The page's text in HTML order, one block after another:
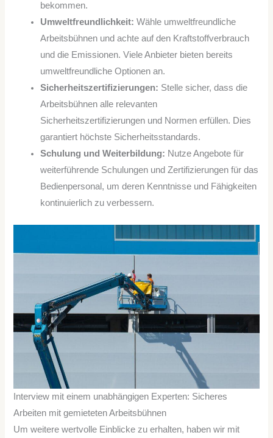
bekommen.
Umweltfreundlichkeit: Wähle umweltfreundliche
Arbeitsbühnen und achte auf den Kraftstoffverbrauch
und die Emissionen. Viele Anbieter bieten bereits
umweltfreundliche Optionen an.
Sicherheitszertifizierungen: Stelle sicher, dass die
Arbeitsbühnen alle relevanten
Sicherheitszertifizierungen und Normen erfüllen. Dies
garantiert höchste Sicherheitsstandards.
Schulung und Weiterbildung: Nutze Angebote für
weiterführende Schulungen und Zertifizierungen für das
Bedienpersonal, um deren Kenntnisse und Fähigkeiten
kontinuierlich zu verbessern.
Interview mit einem unabhängigen Experten: Sicheres
Arbeiten mit gemieteten Arbeitsbühnen
Um weitere wertvolle Einblicke zu erhalten, haben wir mit